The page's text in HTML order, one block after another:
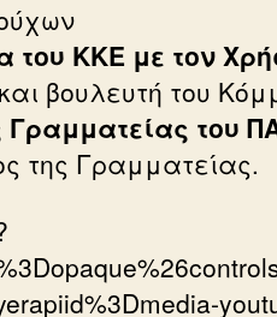
του ΚΚΕ με τον
βουλευτή του
Γραμματείας του
της Γραμματείας.